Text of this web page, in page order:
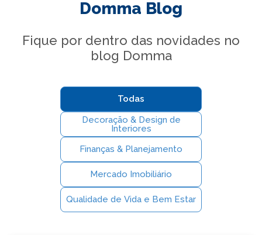
Domma Blog
Fique por dentro das novidades no
blog Domma
Todas
Decoração & Design de
Interiores
Finanças & Planejamento
Mercado Imobiliário
Qualidade de Vida e Bem Estar